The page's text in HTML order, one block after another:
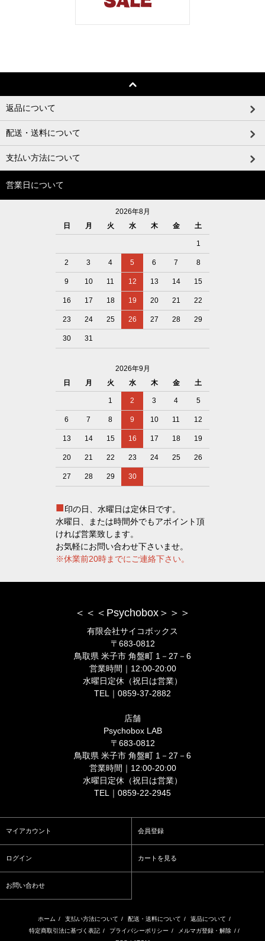
返品について
配送・送料について
支払い方法について
営業日について
2026年8月
日
月 火 水 木 金 土
1
2 3 4 5 6 7 8
9 10 11 12 13 14 15
16 17 18 19 20 21 22
23 24 25 26 27 28 29
30 31
2026年9月
日
月 火 水 木 金 土
1 2 3 4 5
6 7 8 9 10 11 12
13 14 15 16 17 18 19
20 21 22 23 24 25 26
27 28 29 30
■印の日、水曜日は定休日です。
水曜日、または時間外でもアポイント頂
ければ営業致します。
お気軽にお問い合わせ下さいませ。
※休業前20時までにご連絡下さい。
＜＜＜Psychobox＞＞＞
有限会社サイコボックス
〒683-0812
鳥取県 米子市 角盤町 1－27－6
営業時間｜12:00-20:00
水曜日定休（祝日は営業）
TEL｜0859-37-2882
店舗
Psychobox LAB
〒683-0812
鳥取県 米子市 角盤町 1－27－6
営業時間｜12:00-20:00
水曜日定休（祝日は営業）
TEL｜0859-22-2945
マイアカウント 会員登録
ログイン カートを見る
お問い合わせ
ホーム / 支払い方法について / 配送・送料について / 返品について /
特定商取引法に基づく表記 / プライバシーポリシー / メルマガ登録・解除 / /